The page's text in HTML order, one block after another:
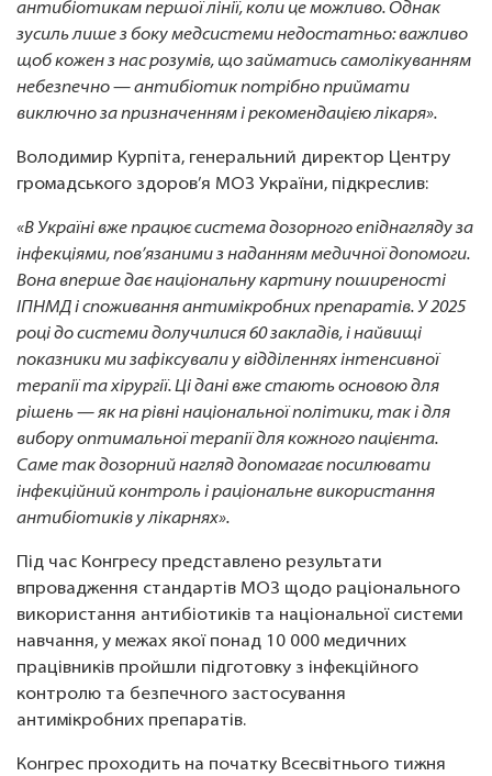
антибіотикам першої лінії, коли це можливо. Однак
зусиль лише з боку медсистеми недостатньо: важливо
щоб кожен з нас розумів, що займатись самолікуванням
небезпечно — антибіотик потрібно приймати
виключно за призначенням і рекомендацією лікаря».
Володимир Курпіта, генеральний директор Центру
громадського здоров’я МОЗ України, підкреслив:
«В Україні вже працює система дозорного епіднагляду за
інфекціями, пов’язаними з наданням медичної допомоги.
Вона вперше дає національну картину поширеності
ІПНМД і споживання антимікробних препаратів. У 2025
році до системи долучилися 60 закладів, і найвищі
показники ми зафіксували у відділеннях інтенсивної
терапії та хірургії. Ці дані вже стають основою для
рішень — як на рівні національної політики, так і для
вибору оптимальної терапії для кожного пацієнта.
Саме так дозорний нагляд допомагає посилювати
інфекційний контроль і раціональне використання
антибіотиків у лікарнях».
Під час Конгресу представлено результати
впровадження стандартів МОЗ щодо раціонального
використання антибіотиків та національної системи
навчання, у межах якої понад 10 000 медичних
працівників пройшли підготовку з інфекційного
контролю та безпечного застосування
антимікробних препаратів.
Конгрес проходить на початку Всесвітнього тижня